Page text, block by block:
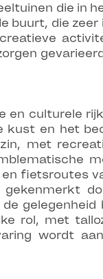
die in
buurt, die zeer
en culturele
kust en het
met
fietsroutes
gelegenheid
rol, met
wordt